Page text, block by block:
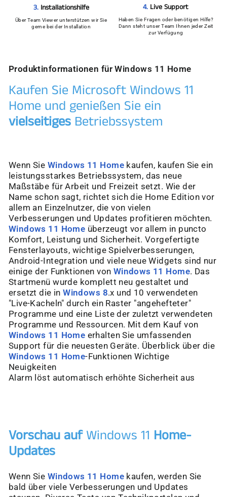
3. Installationshilfe
Über Team Viewer unterstützen wir Sie
gerne bei der Installation
4. Live Support
Haben Sie Fragen oder benötigen Hilfe?
Dann steht unser Team Ihnen jeder Zeit
zur Verfügung
Produktinformationen für Windows 11 Home
Kaufen Sie Microsoft Windows 11
Home und genießen Sie ein
vielseitiges Betriebssystem
Wenn Sie Windows 11 Homekaufen, kaufen Sie ein
leistungsstarkes Betriebssystem, das neue
Maßstäbe für Arbeit und Freizeit setzt. Wie der
Name schon sagt, richtet sich die Home Edition vor
allem an Einzelnutzer, die von vielen
Verbesserungen und Updates profitieren möchten.
Windows 11 Home überzeugt vor allem in puncto
Komfort, Leistung und Sicherheit. Vorgefertigte
Fensterlayouts, wichtige Spielverbesserungen,
Android-Integration und viele neue Widgets sind nur
einige der Funktionen von Windows 11 Home. Das
Startmenü wurde komplett neu gestaltet und
ersetzt die inWindows 8.x und 10 verwendeten
"Live-Kacheln" durch ein Raster "angehefteter"
Programme und eine Liste der zuletzt verwendeten
Programme und Ressourcen. Mit dem Kauf von
Windows 11 Home erhalten Sie umfassenden
Support für die neuesten Geräte. Überblick über die
Windows 11 Home-Funktionen Wichtige
Neuigkeiten
Alarm löst automatisch erhöhte Sicherheit aus
Vorschau aufWindows 11 Home-
Updates
Wenn Sie Windows 11 Homekaufen, werden Sie
bald über viele Verbesserungen und Updates